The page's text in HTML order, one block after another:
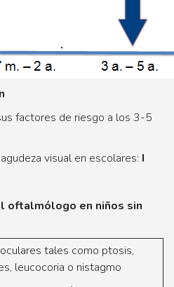
factores de riesgo a los 3-5
visual en escolares: I
oftalmólogo en niños sin
tales como ptosis,
leucocoria o nistagmo